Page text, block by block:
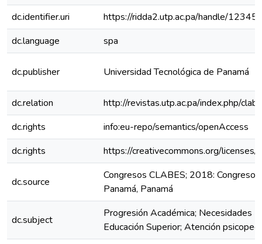
dc.identifier.uri
https://ridda2.utp.ac.pa/handle/
dc.language
spa
dc.publisher Universidad Tecnológica de Panamá
dc.relation
http://revistas.utp.ac.pa/index.php/
dc.rights
info:eu-repo/semantics/openAccess
dc.rights
https://creativecommons.org/
dc.source
Congresos CLABES; 2018: Congreso
Panamá, Panamá
dc.subject
Progresión Académica; Necesidades
Educación Superior; Atención